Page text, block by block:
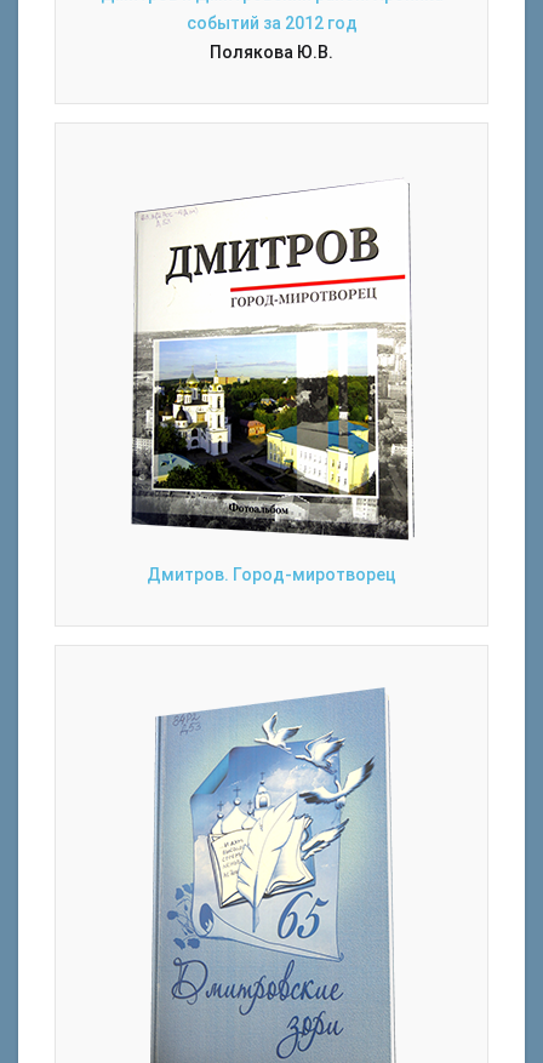
событий за 2012 год
Полякова Ю.В.
Дмитров. Город-миротворец